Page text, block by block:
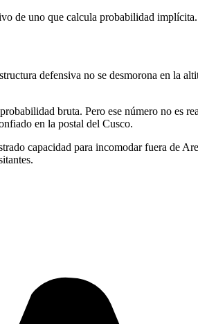
de uno que calcula probabilidad
defensiva no se desmorona en la
bruta. Pero ese número no es
en la postal del Cusco.
capacidad para incomodar fuera de